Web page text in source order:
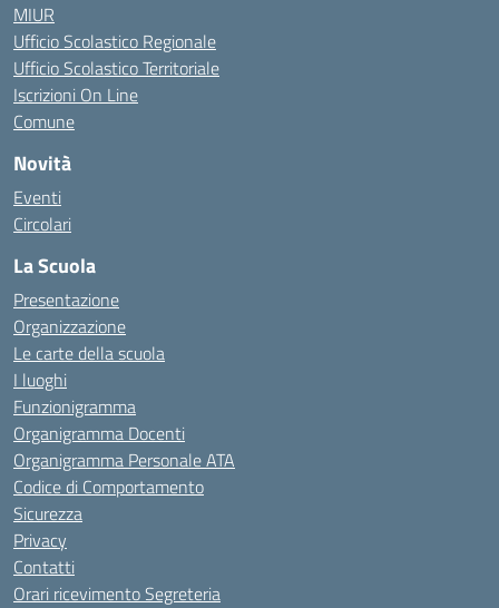
MIUR
Ufficio Scolastico Regionale
Ufficio Scolastico Territoriale
Iscrizioni On Line
Comune
Novità
Eventi
Circolari
La Scuola
Presentazione
Organizzazione
Le carte della scuola
I luoghi
Funzionigramma
Organigramma Docenti
Organigramma Personale ATA
Codice di Comportamento
Sicurezza
Privacy
Contatti
Orari ricevimento Segreteria